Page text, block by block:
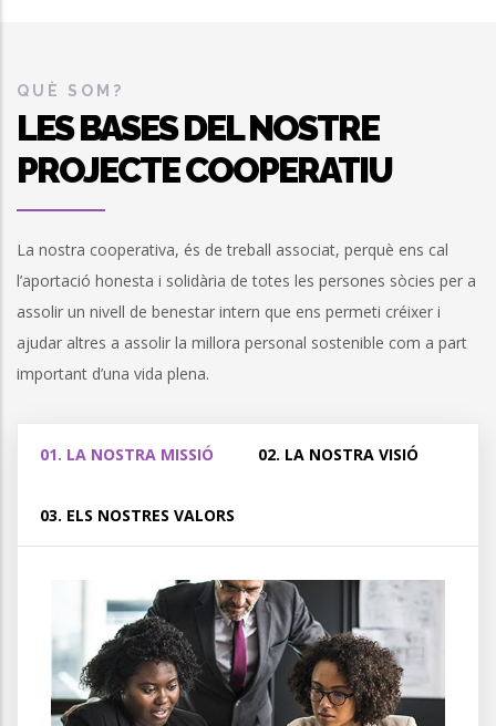
QUÈ SOM?
LES BASES DEL NOSTRE
PROJECTE COOPERATIU
La nostra cooperativa, és de treball associat, perquè ens cal
l’aportació honesta i solidària de totes les persones sòcies per a
assolir un nivell de benestar intern que ens permeti créixer i
ajudar altres a assolir la millora personal sostenible com a part
important d’una vida plena.
01. LA NOSTRA MISSIÓ 02. LA NOSTRA VISIÓ
03. ELS NOSTRES VALORS